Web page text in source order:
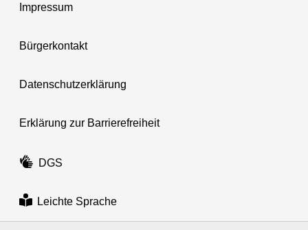
Impressum
Bürgerkontakt
Datenschutzerklärung
Erklärung zur Barrierefreiheit
DGS
Leichte Sprache